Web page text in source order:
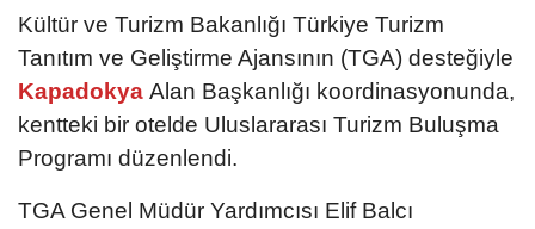
Kültür ve Turizm Bakanlığı Türkiye Turizm
Tanıtım ve Geliştirme Ajansının (TGA) desteğiyle
Kapadokya Alan Başkanlığı koordinasyonunda,
kentteki bir otelde Uluslararası Turizm Buluşma
Programı düzenlendi.
TGA Genel Müdür Yardımcısı Elif Balcı